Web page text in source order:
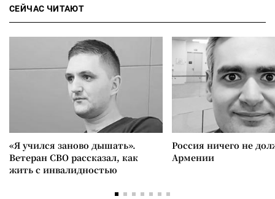
СЕЙЧАС ЧИТАЮТ
«Я учился заново дышать».
Ветеран СВО рассказал, как
жить с инвалидностью
Россия ничего не
Армении